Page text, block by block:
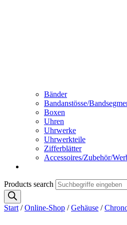
Bänder
Bandanstösse/
Boxen
Uhren
Uhrwerke
Uhrwerkteile
Zifferblätter
Accessoires/Zubehör/
Products search
Start /Online-Shop /Gehäuse /